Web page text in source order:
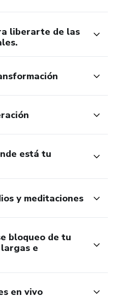
con personas que
que vivas los ejercicios de
y totalmente disponible para
a aplicar este
liberarte de las
está tu
y meditaciones
bloqueo de tu
e
en vivo